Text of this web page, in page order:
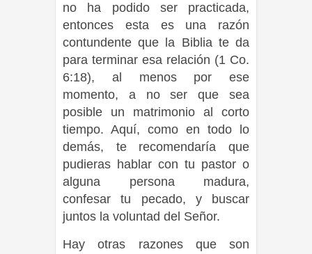
no ha podido ser practicada,
entonces esta es una razón
contundente que la Biblia te da
para terminar esa relación (1 Co.
6:18), al menos por ese
momento, a no ser que sea
posible un matrimonio al corto
tiempo. Aquí, como en todo lo
demás, te recomendaría que
pudieras hablar con tu pastor o
alguna persona madura,
confesar tu pecado, y buscar
juntos la voluntad del Señor.
Hay otras razones que son